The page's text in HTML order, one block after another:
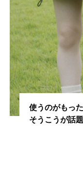
使うのがもっ
そうこうが話題